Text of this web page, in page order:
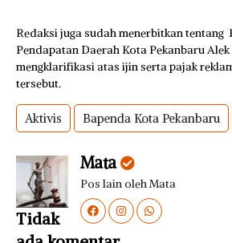
Redaksi juga sudah menerbitkan tentang
Pendapatan Daerah Kota Pekanbaru
mengklarifikasi atas ijin serta pajak
tersebut.
Aktivis Bapenda Kota Pekanbaru
Mata
Pos lain oleh Mata
Tidak